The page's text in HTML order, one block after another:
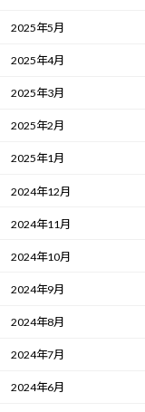
2025年5月
2025年4月
2025年3月
2025年2月
2025年1月
2024年12月
2024年11月
2024年10月
2024年9月
2024年8月
2024年7月
2024年6月